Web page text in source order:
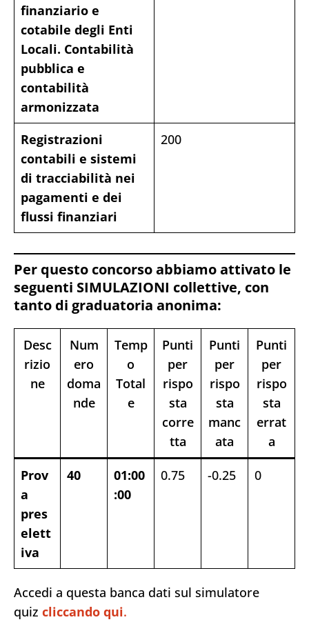
finanziario e
cotabile degli Enti
Locali. Contabilità
pubblica e
contabilità
armonizzata
Registrazioni
contabili e sistemi
di tracciabilità nei
pagamenti e dei
flussi finanziari
200
Per questo concorso abbiamo attivato le
seguenti SIMULAZIONI collettive, con
tanto di graduatoria anonima:
Desc
rizio
ne
Num
ero
doma
nde
Temp
o
Total
e
Punti
per
rispo
sta
corre
tta
Punti
per
rispo
sta
manc
ata
Punti
per
rispo
sta
errat
a
Prov
a
pres
elett
iva
40
01:00
:00
0.75 -0.25 0
Accedi a questa banca dati sul simulatore
quiz cliccando qui.